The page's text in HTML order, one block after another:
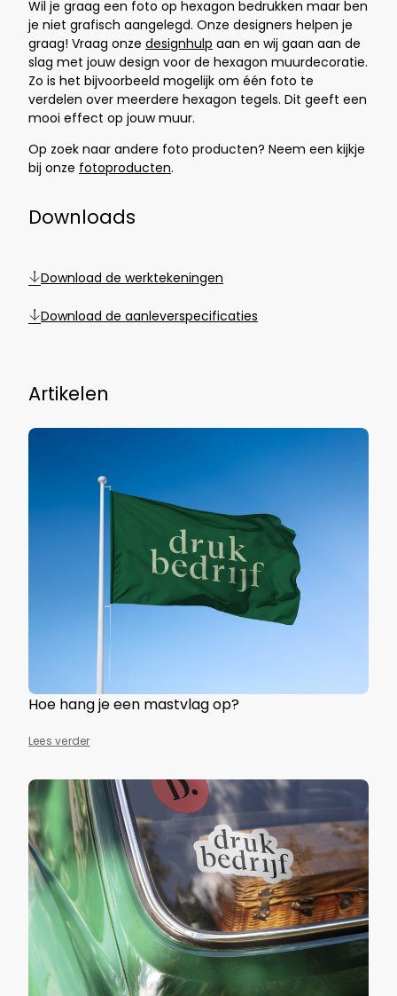
Wil je graag een foto op hexagon bedrukken maar ben
je niet grafisch aangelegd. Onze designers helpen je
graag! Vraag onze designhulp aan en wij gaan aan de
slag met jouw design voor de hexagon muurdecoratie.
Zo is het bijvoorbeeld mogelijk om één foto te
verdelen over meerdere hexagon tegels. Dit geeft een
mooi effect op jouw muur.
Op zoek naar andere foto producten? Neem een kijkje
bij onze fotoproducten.
Downloads
Download de werktekeningen
Download de aanleverspecificaties
Artikelen
Hoe hang je een mastvlag op?
Lees verder